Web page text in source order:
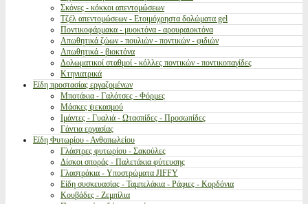
Σκόνες - κόκκοι απεντομώσεων
Τζέλ απεντομώσεων - Ετοιμόχρηστα δολώματα gel
Ποντικοφάρμακα - μυοκτόνα - αρουραιοκτόνα
Απωθητικά ζώων - πουλιών - ποντικών - φιδιών
Απωθητικά - βιοκτόνα
Δολωματικοί σταθμοί - κόλλες ποντικών - ποντικοπαγίδες
Κτηνιατρικά
Είδη προστασίας εργαζομένων
Μποτάκια - Γαλότσες - Φόρμες
Μάσκες ψεκασμού
Ιμάντες - Γυαλιά - Ωτασπίδες - Προσωπίδες
Γάντια εργασίας
Είδη Φυτωρίου - Ανθοπωλείου
Γλάστρες φυτωρίου - Σακούλες
Δίσκοι σποράς - Παλετάκια φύτευσης
Γλαστράκια - Υποστρώματα JIFFY
Είδη συσκευασίας - Ταμπελάκια - Ράφιες - Κορδόνια
Κουβάδες - Ζεμπίλια